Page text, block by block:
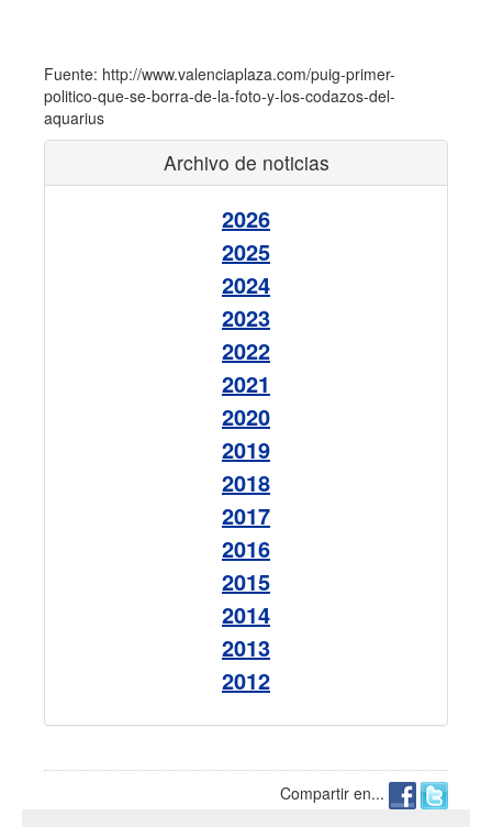
Fuente: http://www.valenciaplaza.com/puig-primer-
politico-que-se-borra-de-la-foto-y-los-codazos-del-
aquarius
Archivo de noticias
2026
2025
2024
2023
2022
2021
2020
2019
2018
2017
2016
2015
2014
2013
2012
Compartir en...